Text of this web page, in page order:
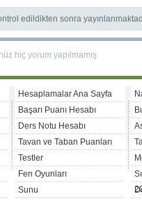
edildikten sonra
hiç yorum yapılmamış
Hesaplamalar Ana Sayfa
Başarı Puanı Hesabı
Ders Notu Hesabı
Tavan ve Taban Puanları
Testler
Fen Oyunları
Sunu